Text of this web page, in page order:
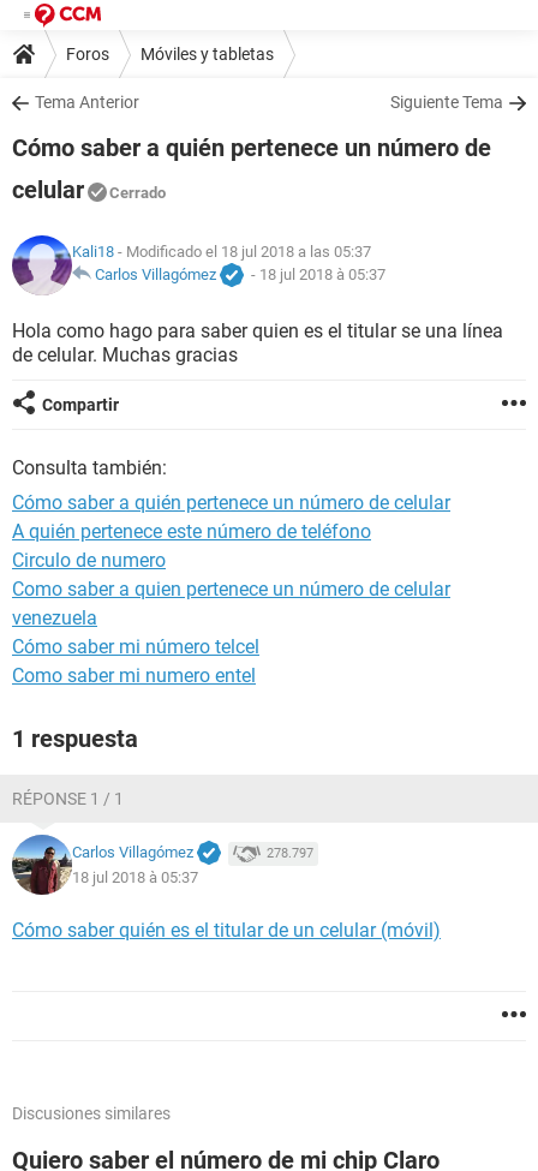
Foros Móviles y tabletas
Tema Anterior Siguiente Tema
Cómo saber a quién pertenece un número de
celular
Cerrado
Kali18 - Modificado el 18 jul 2018 a las 05:37
Carlos Villagómez
- 18 jul 2018 à 05:37
Hola como hago para saber quien es el titular se una línea
de celular. Muchas gracias
Compartir
Consulta también:
Cómo saber a quién pertenece un número de celular
A quién pertenece este número de teléfono
Circulo de numero
Como saber a quien pertenece un número de celular
venezuela
Cómo saber mi número telcel
Como saber mi numero entel
1 respuesta
RÉPONSE 1 / 1
Carlos Villagómez 278.797
18 jul 2018 à 05:37
Cómo saber quién es el titular de un celular (móvil)
Discusiones similares
Quiero saber el número de mi chip Claro